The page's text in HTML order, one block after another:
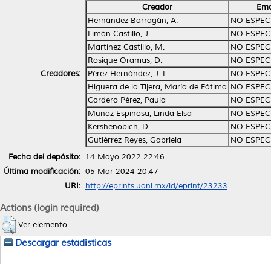
Creadores:
Creador
Hernández Barragán, A.
NO
Limón Castillo, J.
NO
Martínez Castillo, M.
NO
Rosique Oramas, D.
NO
Pérez Hernández, J. L.
NO
Higuera de la Tijera, María de Fátima NO
Cordero Pérez, Paula
NO
Muñoz Espinosa, Linda Elsa
NO
Kershenobich, D.
NO
Gutiérrez Reyes, Gabriela
NO
Fecha del depósito: 14 Mayo 2022 22:46
Última modificación: 05 Mar 2024 20:47
URI: http://eprints.uanl.mx/id/eprint/23233
Actions (login required)
Ver elemento
Descargar estadísticas